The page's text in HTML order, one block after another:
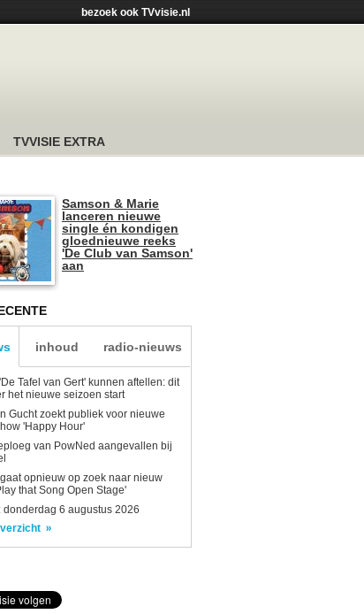
bezoek ook TVvisie.nl
TVVISIE EXTRA
Samson & Marie
lanceren nieuwe
single én kondigen
gloednieuwe reeks
'De Club van Samson'
aan
inhoud radio-nieuws
Tafel van Gert' kunnen aftellen: dit
het nieuwe seizoen start
Gucht zoekt publiek voor nieuwe
'Happy Hour'
van PowNed aangevallen bij
opnieuw op zoek naar nieuw
that Song Open Stage'
donderdag 6 augustus 2026